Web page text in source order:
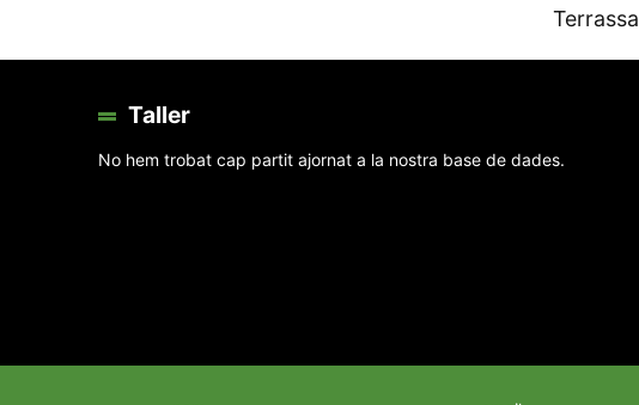
Terrassa
Taller
No hem trobat cap partit ajornat a la nostra base de dades.